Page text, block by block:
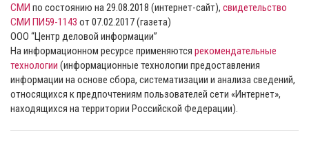
СМИ по состоянию на 29.08.2018 (интернет-сайт), свидетельство
СМИ ПИ59-1143 от 07.02.2017 (газета)
ООО “Центр деловой информации”
На информационном ресурсе применяются рекомендательные
технологии (информационные технологии предоставления
информации на основе сбора, систематизации и анализа сведений,
относящихся к предпочтениям пользователей сети «Интернет»,
находящихся на территории Российской Федерации).